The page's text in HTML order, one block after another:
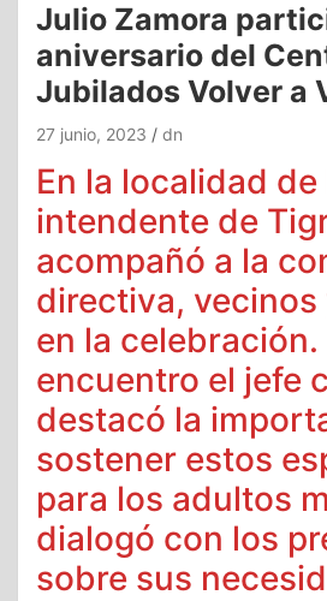
Julio Zamora
aniversario del
Jubilados Volver a
27 junio, 2023 dn
En la localidad de
intendente de
acompañó a la
directiva, vecinos
en la celebración.
encuentro el jefe
destacó la
sostener estos
para los adultos
dialogó con los
sobre sus